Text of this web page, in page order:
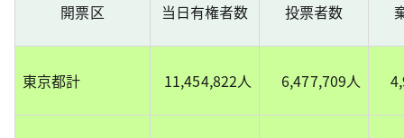
開票区 当日有権者数 投票者数
東京都計 11,454,822人 6,477,709人